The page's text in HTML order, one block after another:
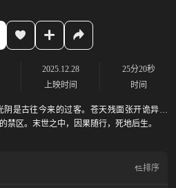
2025.12.28
上映时间
25分20秒
时间
阴是古往今来的过客。苍天残面张开诡异之
禁区。末世之中，因果随行，死地后生。
排序